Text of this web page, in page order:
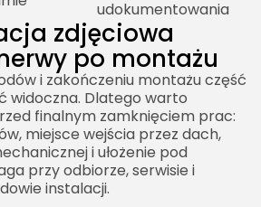
udokumentowania
zdjęciowa
po montażu
i zakończeniu montażu część
widoczna. Dlatego warto
finalnym zamknięciem prac:
miejsce wejścia przez dach,
i ułożenie pod
przy odbiorze, serwisie i
instalacji.